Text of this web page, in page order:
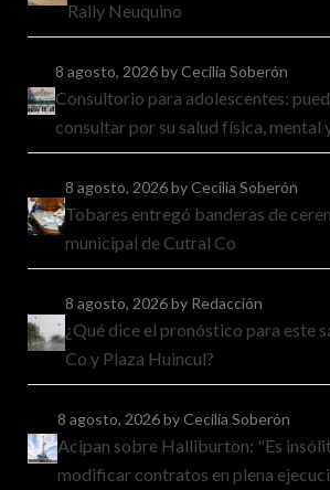
Rally Neuquino
8 agosto, 2026by Cecilia Soberón
Consultorio para adolescentes:
consultar por su salud física, mental
8 agosto, 2026by Cecilia Soberón
Tobares entregó banderas de
municipal de Cutral Co
8 agosto, 2026by Redacción
¿Qué dice el pronóstico para este
Co y Plaza Huincul?
8 agosto, 2026by Cecilia Soberón
Acipan sobre Halliburton: "Es
modificar contratos en plena